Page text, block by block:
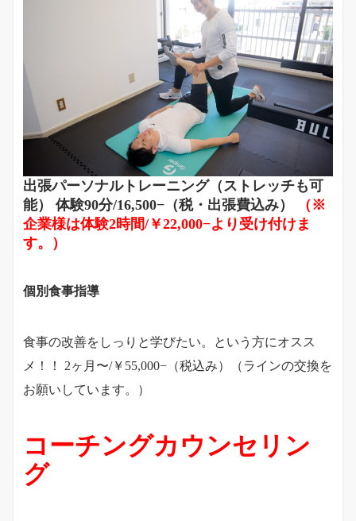
出張パーソナルトレーニング（ストレッチも可
能） 体験90分/16,500−（税・出張費込み）
（※
企業様は体験2時間/￥22,000−より受け付けま
す。）
個別食事指導
食事の改善をしっりと学びたい。という方にオスス
メ！！ 2ヶ月〜/￥55,000−（税込み）（ラインの交換を
お願いしています。）
コーチングカウンセリン
グ